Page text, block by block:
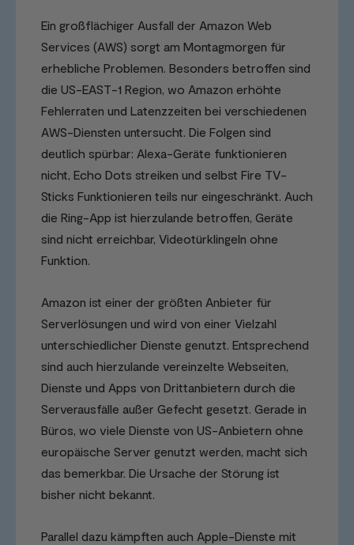
Ein großflächiger Ausfall der Amazon Web
Services (AWS) sorgt am Montagmorgen für
erhebliche Problemen. Besonders betroffen sind
die US-EAST-1 Region, wo Amazon erhöhte
Fehlerraten und Latenzzeiten bei verschiedenen
AWS-Diensten untersucht. Die Folgen sind
deutlich spürbar: Alexa-Geräte funktionieren
nicht, Echo Dots streiken und selbst Fire TV-
Sticks Funktionieren teils nur eingeschränkt. Auch
die Ring-App ist hierzulande betroffen, Geräte
sind nicht erreichbar, Videotürklingeln ohne
Funktion.
Amazon ist einer der größten Anbieter für
Serverlösungen und wird von einer Vielzahl
unterschiedlicher Dienste genutzt. Entsprechend
sind auch hierzulande vereinzelte Webseiten,
Dienste und Apps von Drittanbietern durch die
Serverausfälle außer Gefecht gesetzt. Gerade in
Büros, wo viele Dienste von US-Anbietern ohne
europäische Server genutzt werden, macht sich
das bemerkbar. Die Ursache der Störung ist
bisher nicht bekannt.
Parallel dazu kämpften auch Apple-Dienste mit